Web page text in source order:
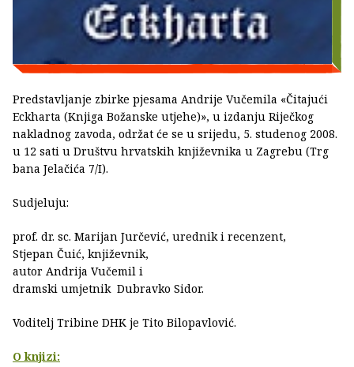
Predstavljanje zbirke pjesama Andrije Vučemila «Čitajući
Eckharta (Knjiga Božanske utjehe)», u izdanju Riječkog
nakladnog zavoda, održat će se u srijedu, 5. studenog 2008.
u 12 sati u Društvu hrvatskih književnika u Zagrebu (Trg
bana Jelačića 7/I).
Sudjeluju:
prof. dr. sc. Marijan Jurčević, urednik i recenzent,
Stjepan Čuić, književnik,
autor Andrija Vučemil i
dramski umjetnik Dubravko Sidor.
Voditelj Tribine DHK je Tito Bilopavlović.
O knjizi: